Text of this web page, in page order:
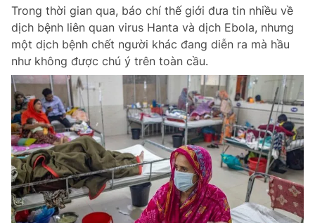
Trong thời gian qua, báo chí thế giới đưa tin nhiều về
dịch bệnh liên quan virus Hanta và dịch Ebola, nhưng
một dịch bệnh chết người khác đang diễn ra mà hầu
như không được chú ý trên toàn cầu.